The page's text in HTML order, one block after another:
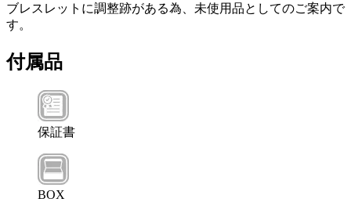
ブレスレットに調整跡がある為、未使用品としてのご案内で
す。
付属品
保証書
BOX